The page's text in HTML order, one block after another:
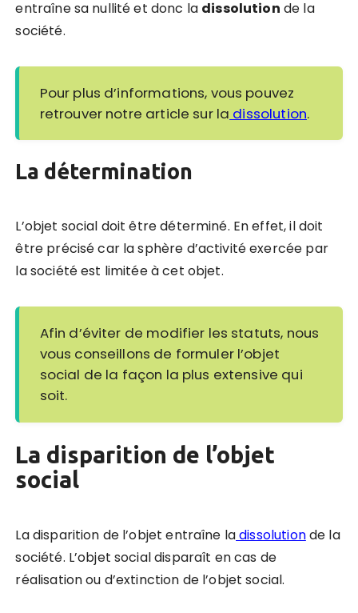
entraîne sa nullité et donc la dissolution de la
société.
Pour plus d’informations, vous pouvez
retrouver notre article sur la dissolution.
La détermination
L’objet social doit être déterminé. En effet, il doit
être précisé car la sphère d’activité exercée par
la société est limitée à cet objet.
Afin d’éviter de modifier les statuts, nous
vous conseillons de formuler l’objet
social de la façon la plus extensive qui
soit.
La disparition de l’objet
social
La disparition de l’objet entraîne ladissolutionde la
société. L’objet social disparaît en cas de
réalisation ou d’extinction de l’objet social.